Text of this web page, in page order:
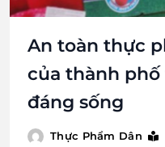
An toàn thực
của thành
đáng sống
Thực Phẩm Dân